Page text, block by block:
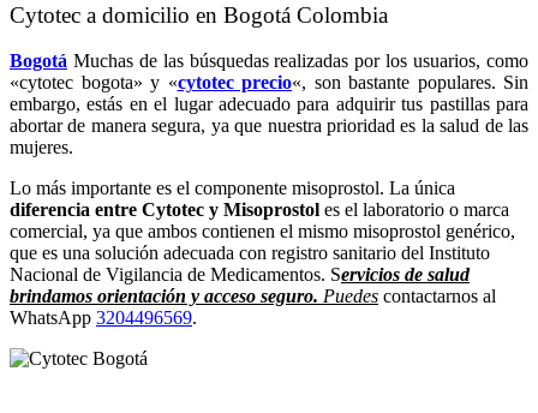
Cytotec a domicilio en Bogotá Colombia
Bogotá Muchas de las búsquedas realizadas por los usuarios, como
«cytotec bogota» y «cytotec precio«, son bastante populares. Sin
embargo, estás en el lugar adecuado para adquirir tus pastillas para
abortar de manera segura, ya que nuestra prioridad es la salud de las
mujeres.
Lo más importante es el componente misoprostol. La única
diferencia entre Cytotec y Misoprostol es el laboratorio o marca
comercial, ya que ambos contienen el mismo misoprostol genérico,
que es una solución adecuada con registro sanitario del Instituto
Nacional de Vigilancia de Medicamentos. Servicios de salud
brindamos orientación y acceso seguro. Puedes contactarnos al
WhatsApp 3204496569.